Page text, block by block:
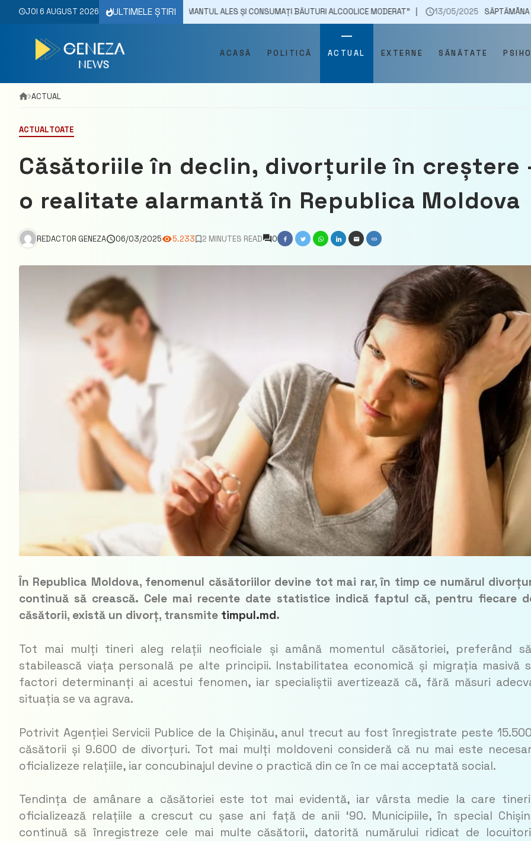
JOI 6 AUGUST 2026 ULTIMELE ȘTIRI
“INFORMAȚI-VĂ DESPRE SPUMANTUL ALES ȘI CONSUMAȚI BĂUTURI ALCOOLICE MODERAT” 13/05/2025 SĂPTĂMÂNA MONDIALĂ DE
ACASĂ POLITICĂ ACTUAL EXTERNE SĂNĂTATE
ACTUAL
ACTUALTOATE
Căsătoriile în declin, divorțurile în creștere
o realitate alarmantă în Republica Moldova
REDACTOR GENEZA 06/03/2025 5.233 2 MINUTES READ 0
În Republica Moldova, fenomenul căsătoriilor devine tot mai rar, în timp ce numărul
continuă să crească. Cele mai recente date statistice indică faptul că, pentru fiecare
căsătorii, există un divorț, transmite timpul.md.
Tot mai mulți tineri aleg relații neoficiale și amână momentul căsătoriei, preferând
stabilească viața personală pe alte principii. Instabilitatea economică și migrația masivă
factori determinanți ai acestui fenomen, iar specialiștii avertizează că, fără măsuri
situația se va agrava.
Potrivit Agenției Servicii Publice de la Chișinău, anul trecut au fost înregistrate peste
căsătorii și 9.600 de divorțuri. Tot mai mulți moldoveni consideră că nu mai este
oficializeze relațiile, iar concubinajul devine o practică din ce în ce mai acceptată social.
Tendința de amânare a căsătoriei este tot mai evidentă, iar vârsta medie la care
oficializează relațiile a crescut cu șase ani față de anii ‘90. Municipiile, în special
continuă să înregistreze cele mai multe căsătorii, datorită numărului ridicat de